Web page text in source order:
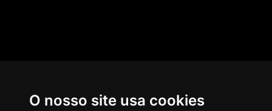
O nosso site usa cookies
AGÊNCIA